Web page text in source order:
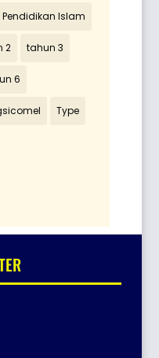
Pendidikan Islam
2 tahun 3
6
Type